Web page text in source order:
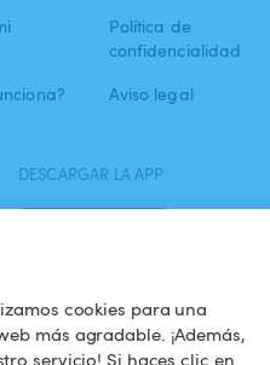
cookies para una
más agradable. ¡Además,
servicio! Si haces clic en
Política de
confidencialidad
Aviso legal
DESCARGAR LA APP